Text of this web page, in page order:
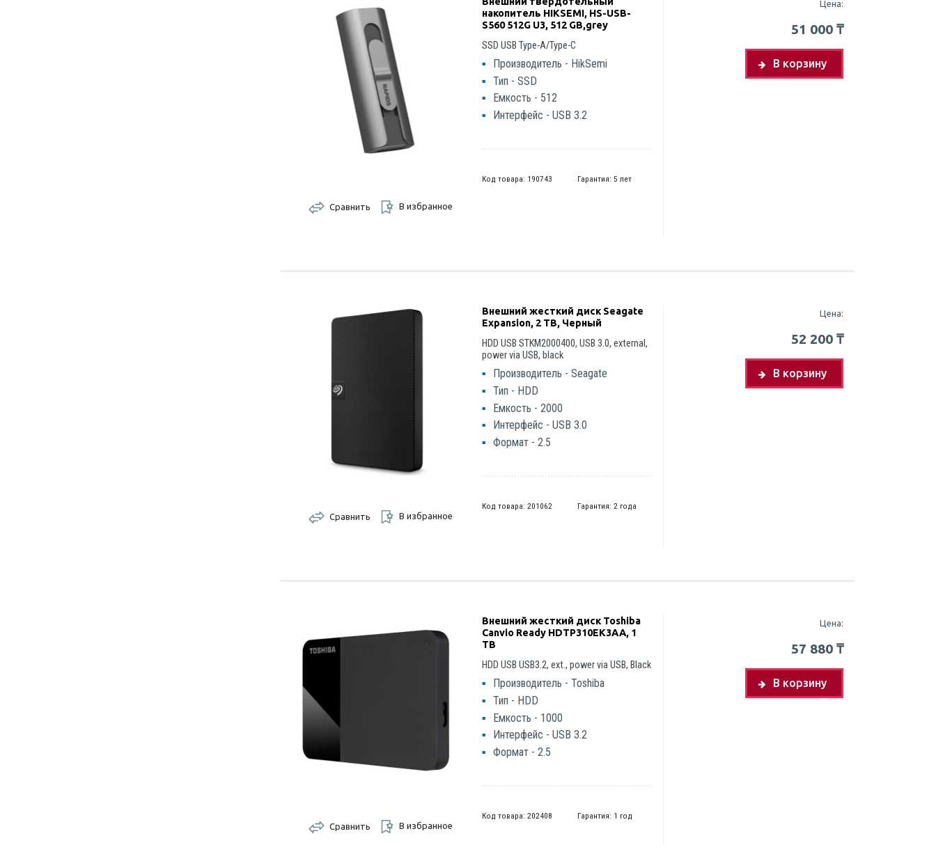
Сравнить В избранное
накопитель HIKSEMI, HS-USB-
S560 512G U3, 512 GB,grey
SSD USB Type-A/Type-C
Производитель - HikSemi
Тип - SSD
Емкость - 512
Интерфейс - USB 3.2
Код товара: 190743 Гарантия: 5 лет
Цена:
51 000₸
В корзину
Сравнить В избранное
Внешний жесткий диск Seagate
Expansion, 2 TB, Черный
HDD USB STKM2000400, USB 3.0, external,
power via USB, black
Производитель - Seagate
Тип - HDD
Емкость - 2000
Интерфейс - USB 3.0
Формат - 2.5
Код товара: 201062 Гарантия: 2 года
Цена:
52 200₸
В корзину
Сравнить В избранное
Внешний жесткий диск Toshiba
Canvio Ready HDTP310EK3AA, 1
TB
HDD USB USB3.2, ext., power via USB, Black
Производитель - Toshiba
Тип - HDD
Емкость - 1000
Интерфейс - USB 3.2
Формат - 2.5
Код товара: 202408 Гарантия: 1 год
Цена:
57 880₸
В корзину